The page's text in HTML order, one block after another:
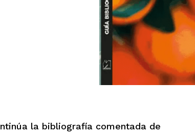
la bibliografía comentada de